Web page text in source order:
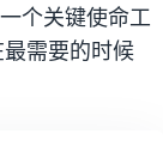
个关键使命工
需要的时候